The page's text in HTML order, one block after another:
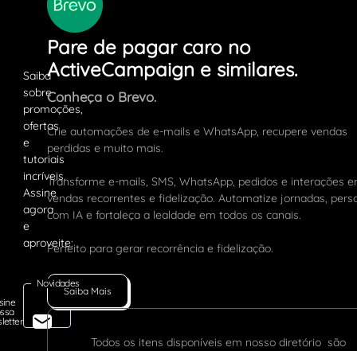
Novidades
Pare de pagar caro no
ActiveCampaign e similares.
Conheça o Brevo.
Crie automações de e-mails e WhatsApp, recupere vendas
perdidas e muito mais.
Transforme e-mails, SMS, WhatsApp, pedidos e interações
vendas recorrentes e fidelização. Automatize jornadas,
com IA e fortaleça a lealdade em todos os canais.
Perfeito para gerar recorrência e fidelização.
Saiba Mais
Todos os itens disponíveis em nosso diretório são